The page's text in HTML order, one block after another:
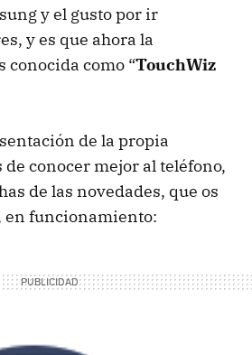
y el gusto por ir
y es que ahora la
conocida como “TouchWiz
de la propia
de conocer mejor al teléfono,
de las novedades, que os
en funcionamiento: